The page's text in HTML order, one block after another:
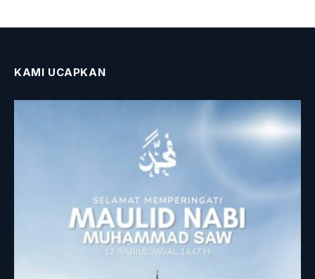
KAMI UCAPKAN